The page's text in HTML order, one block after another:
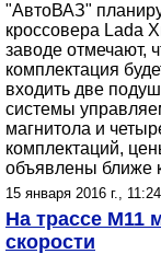
"АвтоВАЗ"
кроссовера Lada
заводе отмечают,
комплектация
входить две
системы
магнитола и
комплектаций,
объявлены ближе
15 января 2016 г., 11:24
На трассе М11
скорости